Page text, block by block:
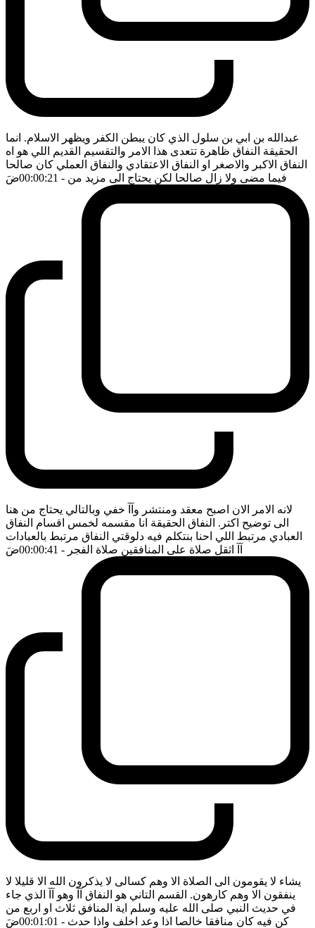
عبدالله بن ابي بن سلول الذي كان يبطن الكفر ويظهر الاسلام. انما
الحقيقة النفاق ظاهرة تتعدى هذا الامر والتقسيم القديم اللي هو اه
النفاق الاكبر والاصغر او النفاق الاعتقادي والنفاق العملي كان صالحا
فيما مضى ولا زال صالحا لكن يحتاج الى مزيد من - 00:00:21 ضَ
لانه الامر الان اصبح معقد ومنتشر وآآ خفي وبالتالي يحتاج من هنا
الى توضيح اكتر. النفاق الحقيقة انا مقسمه لخمس اقسام النفاق
العبادي مرتبط اللي احنا بنتكلم فيه دلوقتي النفاق مرتبط بالعبادات
آآ اثقل صلاة على المنافقين صلاة الفجر - 00:00:41 ضَ
يشاء لا يقومون الى الصلاة الا وهم كسالى لا يذكرون الله الا قليلا لا
ينفقون الا وهم كارهون. القسم التاني هو النفاق آآ وهو آآ الذي جاء
في حديث النبي صلى الله عليه وسلم اية المنافق ثلاث او اربع من
كن فيه كان منافقا خالصا اذا وعد اخلف واذا حدث - 00:01:01 ضَ